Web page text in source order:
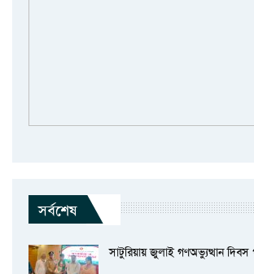
সর্বশেষ
সাটুরিয়ায় জুলাই গণঅভ্যুত্থান দিবস